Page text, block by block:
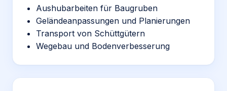
Aushubarbeiten für Baugruben
Geländeanpassungen und Planierungen
Transport von Schüttgütern
Wegebau und Bodenverbesserung